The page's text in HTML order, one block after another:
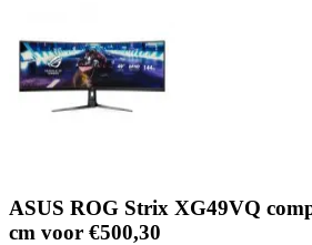
ASUS ROG Strix XG49VQ
cm voor €500,30